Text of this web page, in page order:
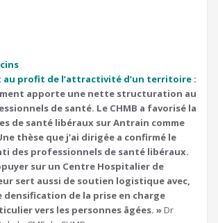
au profit de l’attractivité d’un territoire :
apporte une nette structuration au
de santé. Le CHMB a favorisé la
de santé libéraux sur Antrain comme
thèse que j’ai dirigée a confirmé le
des professionnels de santé libéraux.
sur un Centre Hospitalier de
sert aussi de soutien logistique avec,
densification de la prise en charge
vers les personnes âgées. » Dr